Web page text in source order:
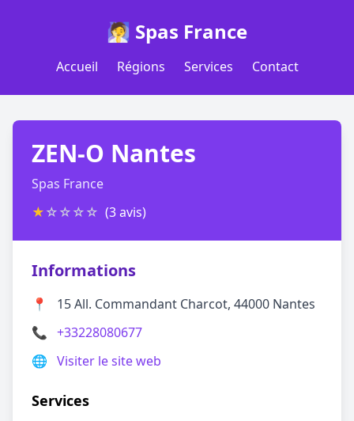
🧖 Spas France
Accueil Régions Services Contact
ZEN-O Nantes
Spas France
★☆☆☆☆ (3 avis)
Informations
📍
15 All. Commandant Charcot, 44000 Nantes
📞 +33228080677
🌐 Visiter le site web
Services